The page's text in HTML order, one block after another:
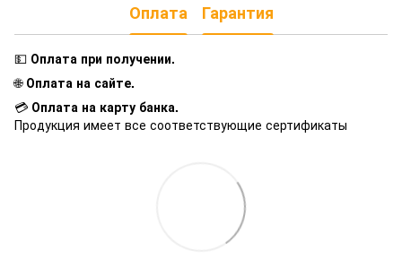
Оплата Гарантия
💵 Оплата при получении.
🌐 Оплата на сайте.
💳 Оплата на карту банка.
Продукция имеет все соответствующие сертификаты